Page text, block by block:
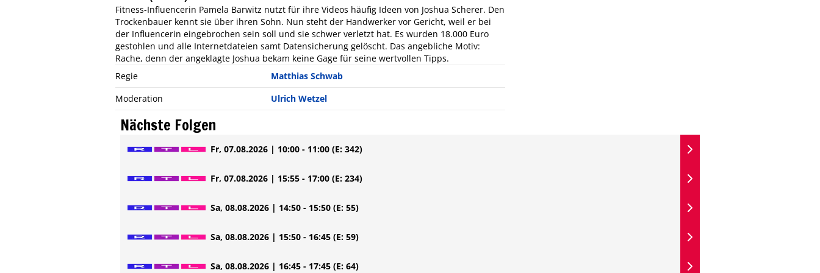
Fitness-Influencerin Pamela Barwitz nutzt für ihre Videos häufig Ideen von Joshua Scherer. Den
Trockenbauer kennt sie über ihren Sohn. Nun steht der Handwerker vor Gericht, weil er bei
der Influencerin eingebrochen sein soll und sie schwer verletzt hat. Es wurden 18.000 Euro
gestohlen und alle Internetdateien samt Datensicherung gelöscht. Das angebliche Motiv:
Rache, denn der angeklagte Joshua bekam keine Gage für seine wertvollen Tipps.
Regie
Matthias Schwab
Moderation
Ulrich Wetzel
Nächste Folgen
Fr, 07.08.2026 | 10:00 - 11:00 (E: 342)
Fr, 07.08.2026 | 15:55 - 17:00 (E: 234)
Sa, 08.08.2026 | 14:50 - 15:50 (E: 55)
Sa, 08.08.2026 | 15:50 - 16:45 (E: 59)
Sa, 08.08.2026 | 16:45 - 17:45 (E: 64)